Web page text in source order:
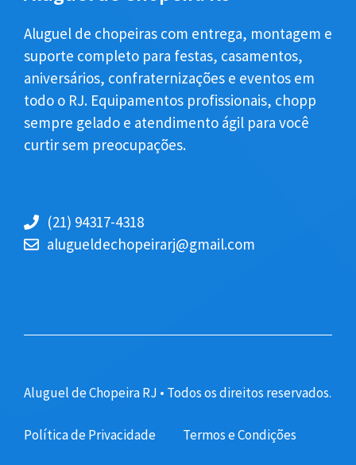
Aluguel de chopeiras com entrega, montagem e
suporte completo para festas, casamentos,
aniversários, confraternizações e eventos em
todo o RJ. Equipamentos profissionais, chopp
sempre gelado e atendimento ágil para você
curtir sem preocupações.
(21) 94317-4318
alugueldechopeirarj@gmail.com
Aluguel de Chopeira RJ • Todos os direitos reservados.
Política de Privacidade Termos e Condições